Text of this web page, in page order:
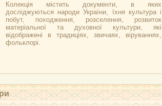
Колекція містить документи, в яких
досліджуються народи України, їхня культура і
побут, походження, розселення, розвиток
матеріальної та духовної культури, які
відображені в традиціях, звичаях, віруваннях,
фольклорі.